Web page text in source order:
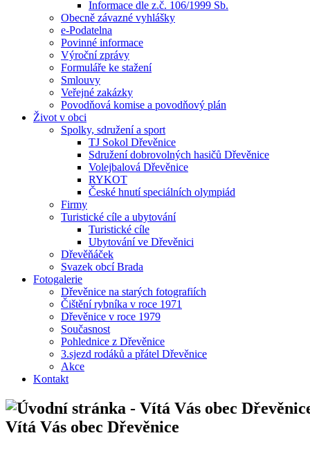
Informace dle z.č. 106/1999 Sb.
Obecně závazné vyhlášky
e-Podatelna
Povinné informace
Výroční zprávy
Formuláře ke stažení
Smlouvy
Veřejné zakázky
Povodňová komise a povodňový plán
Život v obci
Spolky, sdružení a sport
TJ Sokol Dřevěnice
Sdružení dobrovolných hasičů Dřevěnice
Volejbalová Dřevěnice
RYKOT
České hnutí speciálních olympiád
Firmy
Turistické cíle a ubytování
Turistické cíle
Ubytování ve Dřevěnici
Dřevěňáček
Svazek obcí Brada
Fotogalerie
Dřevěnice na starých fotografiích
Čištění rybníka v roce 1971
Dřevěnice v roce 1979
Současnost
Pohlednice z Dřevěnice
3.sjezd rodáků a přátel Dřevěnice
Akce
Kontakt
Vítá Vás obec Dřevěnice